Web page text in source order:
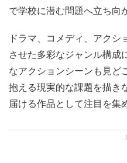
で学校に潜む問題へ立ち向
ドラマ、コメディ、アクシ
させた多彩なジャンル構成
なアクションシーンも見ど
抱える現実的な課題を描き
届ける作品として注目を集